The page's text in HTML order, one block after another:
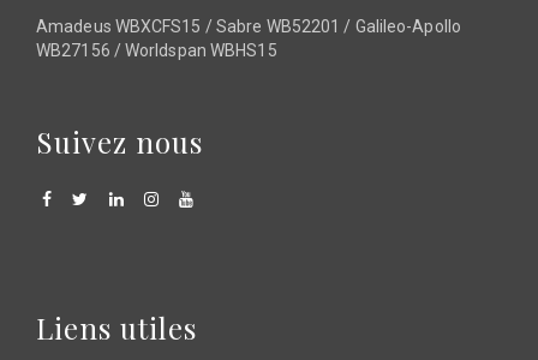
Amadeus WBXCFS15 / Sabre WB52201 / Galileo-Apollo
WB27156 / Worldspan WBHS15
Suivez nous
Liens utiles